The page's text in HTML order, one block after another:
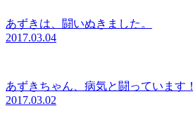
あずきは、闘いぬきました。
2017.03.04
あずきちゃん、病気と闘っています！
2017.03.02